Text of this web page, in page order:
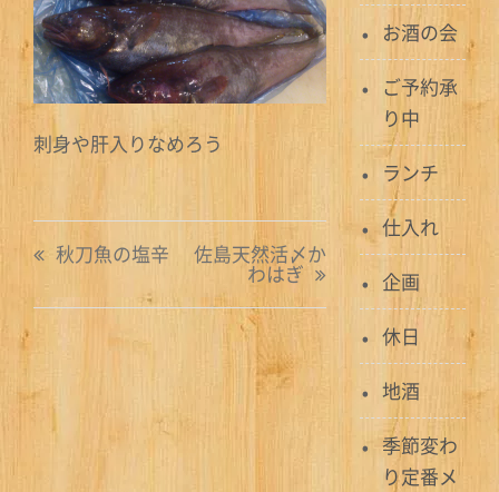
刺身や肝入りなめろう
投
ゲ
秋刀魚の塩辛 佐島天然活〆か
わはぎ
お酒の会
ご予約承
り中
ランチ
仕入れ
企画
休日
地酒
季節変わ
り定番メ